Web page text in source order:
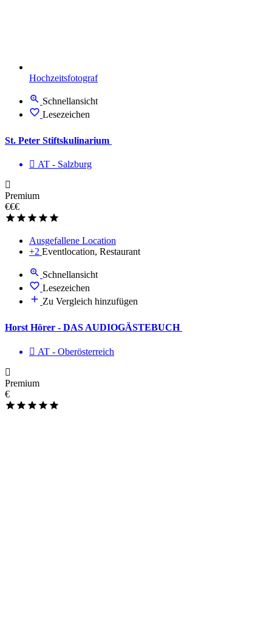
Hochzeitsfotograf
Schnellansicht
Lesezeichen
St. Peter Stiftskulinarium
AT - Salzburg
Premium
€€€
Ausgefallene Location
+2 Eventlocation, Restaurant
Schnellansicht
Lesezeichen
Zu Vergleich hinzufügen
Horst Hörer - DAS AUDIOGÄSTEBUCH
AT - Ober­österreich
Premium
€